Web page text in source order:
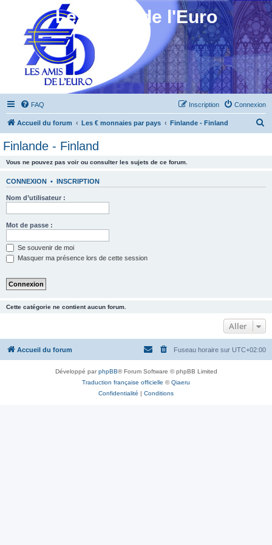
Les Amis de l'Euro
FAQ Connexion
Inscription
Accueil du forum Les € monnaies par pays Finlande - Finland
Finlande - Finland
Vous ne pouvez pas voir ou consulter les sujets de ce forum.
CONNEXION • INSCRIPTION
Nom d’utilisateur :
Mot de passe :
Se souvenir de moi
Masquer ma présence lors de cette session
Cette catégorie ne contient aucun forum.
Aller
Accueil du forum Fuseau horaire sur UTC+02:00
Développé parphpBB® Forum Software © phpBB Limited
Traduction française officielle ©Qiaeru
Confidentialité | Conditions